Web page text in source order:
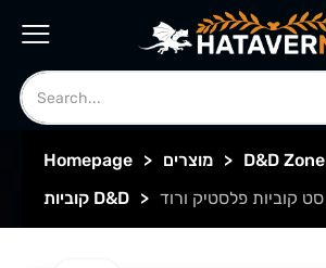
Homepage > מוצרים > D&D Zone
קוביות D&D > סט קוביות פלסטיק ורוד